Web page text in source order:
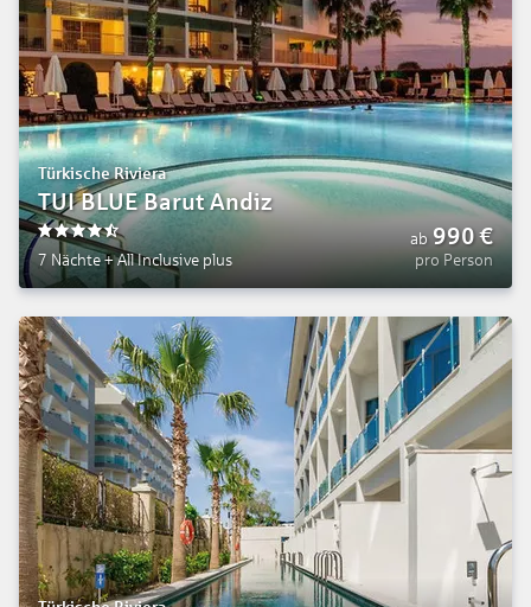
Türkische Riviera
TUI BLUE Barut Andiz
4.5
7 Nächte+All Inclusive plus
ab 990€
pro Person